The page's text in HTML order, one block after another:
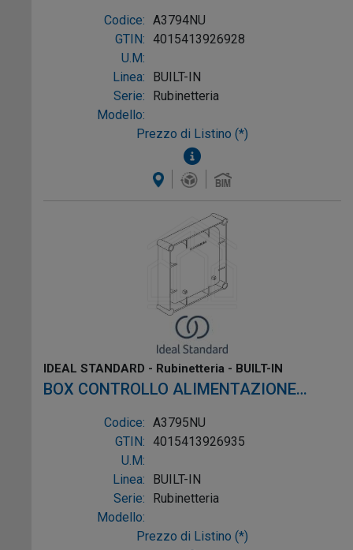
BATTERIA PER ORINATOIO
Codice: A3794NU
GTIN: 4015413926928
U.M:
Linea:
BUILT-IN
Serie:
Rubinetteria
Modello:
Prezzo di Listino (*)
IDEAL STANDARD - Rubinetteria - BUILT-IN
BOX CONTROLLO ALIMENTAZIONE
TRASFORMATORE PER ORINATOIO
Codice: A3795NU
GTIN: 4015413926935
U.M:
Linea:
BUILT-IN
Serie:
Rubinetteria
Modello:
Prezzo di Listino (*)